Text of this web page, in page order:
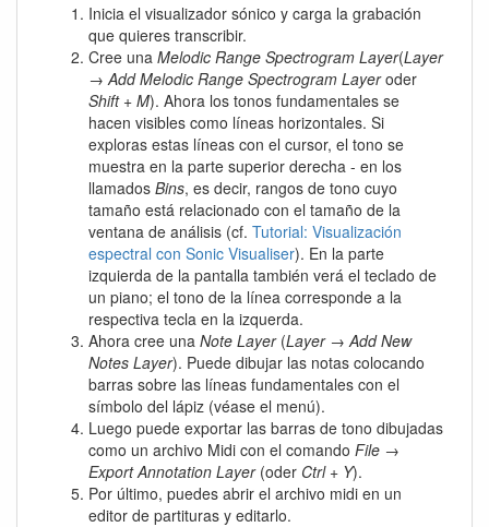
Inicia el visualizador sónico y carga la grabación
que quieres transcribir.
Cree una Melodic Range Spectrogram Layer(Layer
→ Add Melodic Range Spectrogram Layeroder
Shift + M). Ahora los tonos fundamentales se
hacen visibles como líneas horizontales. Si
exploras estas líneas con el cursor, el tono se
muestra en la parte superior derecha - en los
llamados Bins, es decir, rangos de tono cuyo
tamaño está relacionado con el tamaño de la
ventana de análisis (cf. Tutorial: Visualización
espectral con Sonic Visualiser). En la parte
izquierda de la pantalla también verá el teclado de
un piano; el tono de la línea corresponde a la
respectiva tecla en la izquerda.
Ahora cree una Note Layer(Layer → Add New
Notes Layer). Puede dibujar las notas colocando
barras sobre las líneas fundamentales con el
símbolo del lápiz (véase el menú).
Luego puede exportar las barras de tono dibujadas
como un archivo Midi con el comando File →
Export Annotation Layer(oder Ctrl + Y).
Por último, puedes abrir el archivo midi en un
editor de partituras y editarlo.